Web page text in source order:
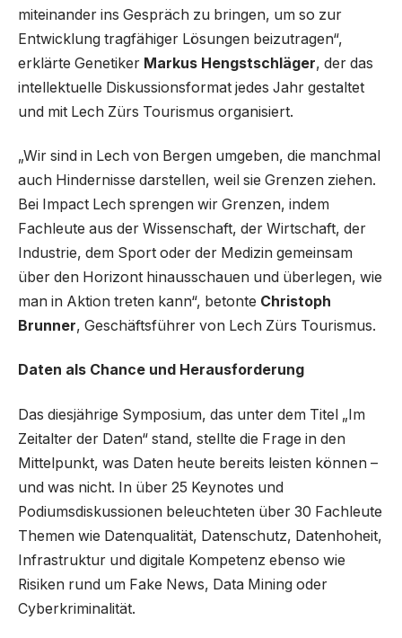
miteinander ins Gespräch zu bringen, um so zur
Entwicklung tragfähiger Lösungen beizutragen“,
erklärte Genetiker Markus Hengstschläger, der das
intellektuelle Diskussionsformat jedes Jahr gestaltet
und mit Lech Zürs Tourismus organisiert.
„Wir sind in Lech von Bergen umgeben, die manchmal
auch Hindernisse darstellen, weil sie Grenzen ziehen.
Bei Impact Lech sprengen wir Grenzen, indem
Fachleute aus der Wissenschaft, der Wirtschaft, der
Industrie, dem Sport oder der Medizin gemeinsam
über den Horizont hinausschauen und überlegen, wie
man in Aktion treten kann“, betonte Christoph
Brunner, Geschäftsführer von Lech Zürs Tourismus.
Daten als Chance und Herausforderung
Das diesjährige Symposium, das unter dem Titel „Im
Zeitalter der Daten“ stand, stellte die Frage in den
Mittelpunkt, was Daten heute bereits leisten können –
und was nicht. In über 25 Keynotes und
Podiumsdiskussionen beleuchteten über 30 Fachleute
Themen wie Datenqualität, Datenschutz, Datenhoheit,
Infrastruktur und digitale Kompetenz ebenso wie
Risiken rund um Fake News, Data Mining oder
Cyberkriminalität.